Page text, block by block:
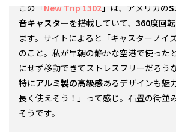
この「 New Trip 1302」は、アメリカの
音キャスターを搭載していて、 360度回
ます。サイトによると「キャスターノイ
のこと。私が早朝の静かな空港で使った
にせず移動できてストレスフリーだろう
特にアルミ製の高級感あるデザインも魅
長く使えそう！」って感じ。石畳の街並
そうです。